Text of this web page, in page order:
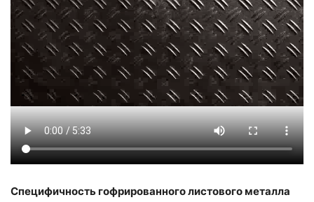
Специфичность гофрированного листового металла